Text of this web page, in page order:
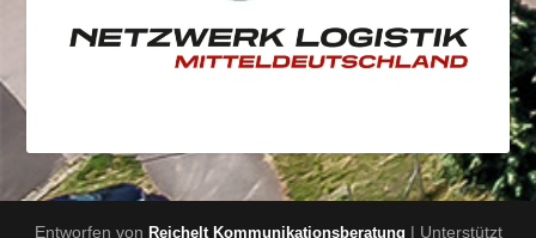
Entworfen von Reichelt Kommunikationsberatung | Unterstützt